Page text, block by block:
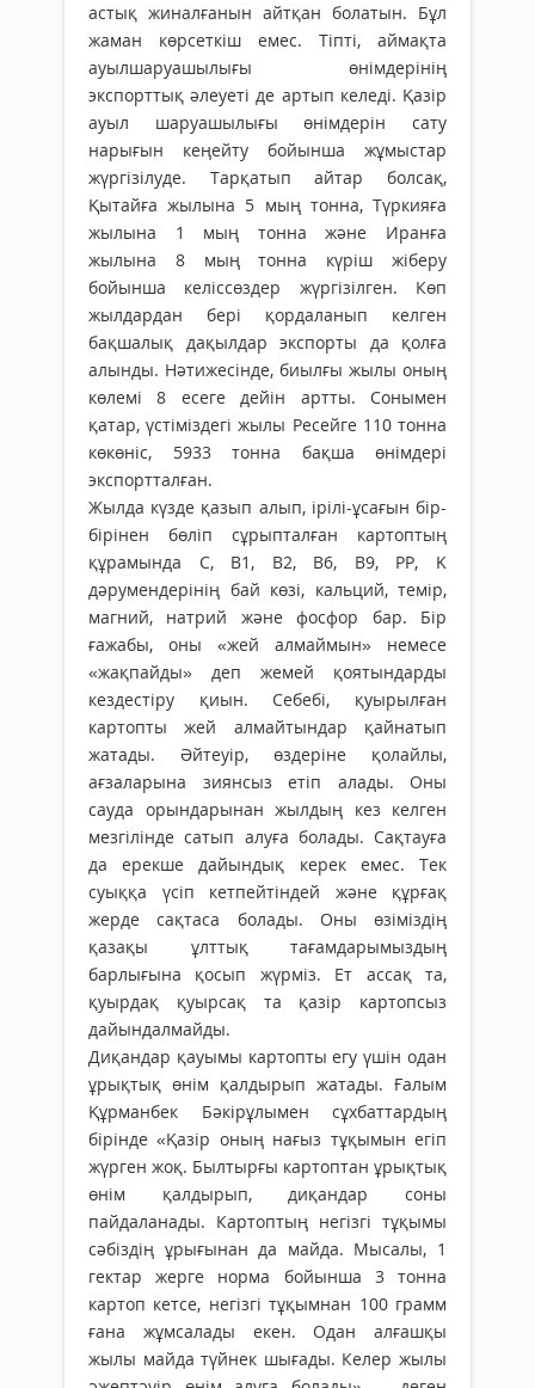
астық жиналғанын айтқан болатын. Бұл
жаман көрсеткіш емес. Тіпті, аймақта
ауылшаруашылығы өнімдерінің
экспорттық әлеуеті де артып келеді. Қазір
ауыл шаруашылығы өнімдерін сату
нарығын кеңейту бойынша жұмыстар
жүргізілуде. Тарқатып айтар болсақ,
Қытайға жылына 5 мың тонна, Түркияға
жылына 1 мың тонна және Иранға
жылына 8 мың тонна күріш жіберу
бойынша келіссөздер жүргізілген. Көп
жылдардан бері қордаланып келген
бақшалық дақылдар экспорты да қолға
алынды. Нәтижесінде, биылғы жылы оның
көлемі 8 есеге дейін артты. Сонымен
қатар, үстіміздегі жылы Ресейге 110 тонна
көкөніс, 5933 тонна бақша өнімдері
экспортталған.
Жылда күзде қазып алып, ірілі-ұсағын бір-
бірінен бөліп сұрыпталған картоптың
құрамында C, B1, B2, B6, B9, PP, K
дәрумендерінің бай көзі, кальций, темір,
магний, натрий және фосфор бар. Бір
ғажабы, оны «жей алмаймын» немесе
«жақпайды» деп жемей қоятындарды
кездестіру қиын. Себебі, қуырылған
картопты жей алмайтындар қайнатып
жатады. Әйтеуір, өздеріне қолайлы,
ағзаларына зиянсыз етіп алады. Оны
сауда орындарынан жылдың кез келген
мезгілінде сатып алуға болады. Сақтауға
да ерекше дайындық керек емес. Тек
суыққа үсіп кетпейтіндей және құрғақ
жерде сақтаса болады. Оны өзіміздің
қазақы ұлттық тағамдарымыздың
барлығына қосып жүрміз. Ет ассақ та,
қуырдақ қуырсақ та қазір картопсыз
дайындалмайды.
Диқандар қауымы картопты егу үшін одан
ұрықтық өнім қалдырып жатады. Ғалым
Құрманбек Бәкірұлымен сұхбаттардың
бірінде «Қазір оның нағыз тұқымын егіп
жүрген жоқ. Былтырғы картоптан ұрықтық
өнім қалдырып, диқандар соны
пайдаланады. Картоптың негізгі тұқымы
сәбіздің ұрығынан да майда. Мысалы, 1
гектар жерге норма бойынша 3 тонна
картоп кетсе, негізгі тұқымнан 100 грамм
ғана жұмсалады екен. Одан алғашқы
жылы майда түйнек шығады. Келер жылы